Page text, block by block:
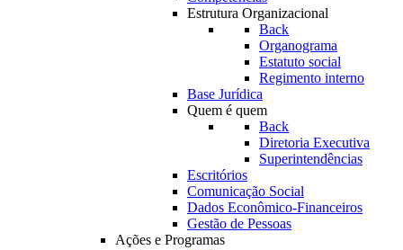
Estrutura Organizacional
Back
Organograma
Estatuto social
Regimento interno
Base Jurídica
Quem é quem
Back
Diretoria Executiva
Superintendências
Escritórios
Comunicação Social
Dados Econômico-Financeiros
Gestão de Pessoas
Ações e Programas